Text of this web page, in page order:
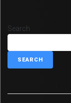
Search
SEARCH